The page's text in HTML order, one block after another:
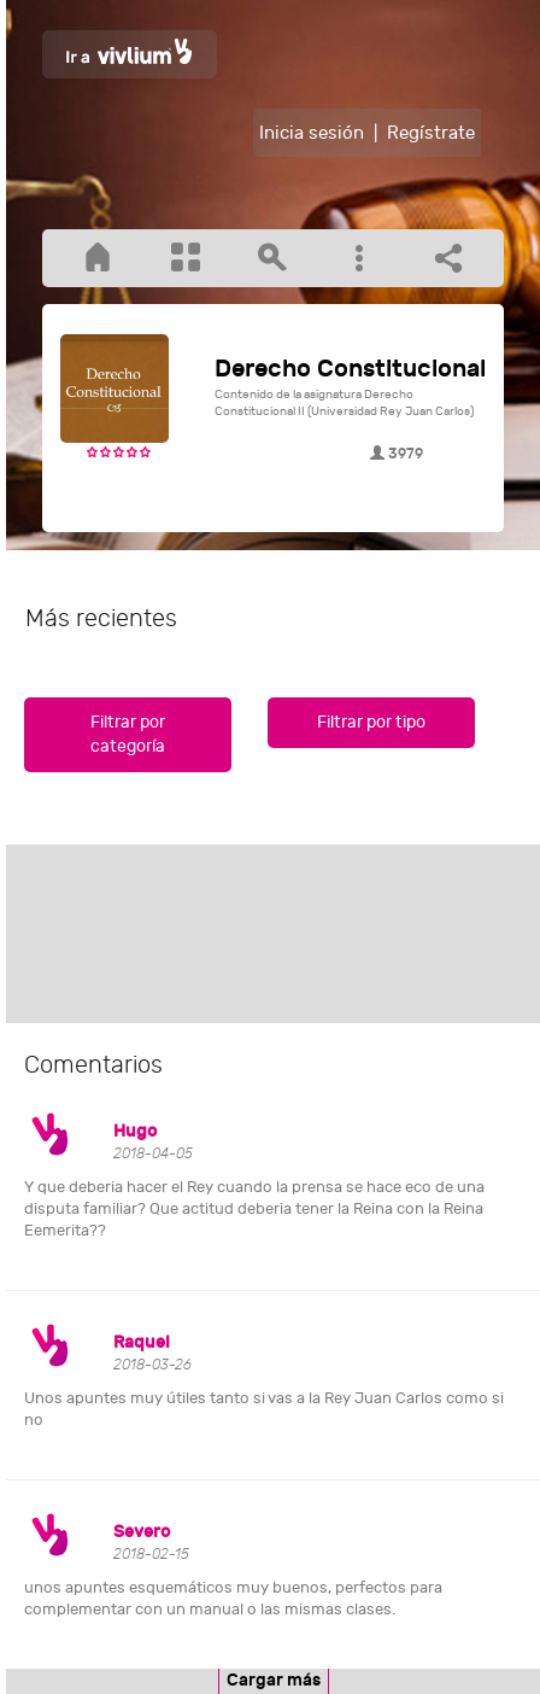
Inicia sesión Regístrate
Derecho Constitucional
Contenido de la asignatura Derecho
Constitucional II (Universidad Rey Juan Carlos)
3979
Más recientes
Filtrar por
categoría
Filtrar por tipo
Comentarios
Hugo
2018-04-05
Y que deberia hacer el Rey cuando la prensa se hace eco de una
disputa familiar? Que actitud deberia tener la Reina con la Reina
Eemerita??
Raquel
2018-03-26
Unos apuntes muy útiles tanto si vas a la Rey Juan Carlos como si
no
Severo
2018-02-15
unos apuntes esquemáticos muy buenos, perfectos para
complementar con un manual o las mismas clases.
Cargar más